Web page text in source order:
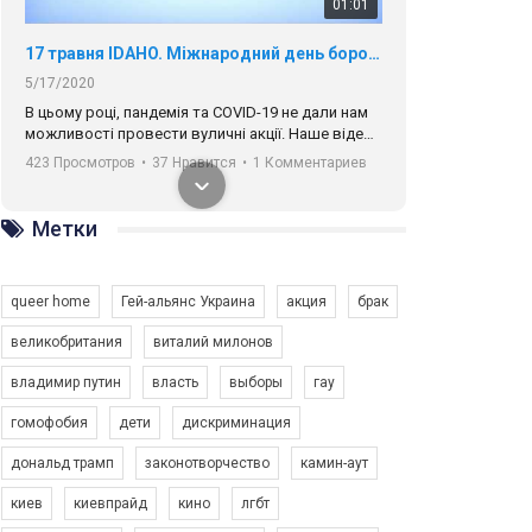
01:01
17 травня IDAHO. Міжнародний день боротьби з гомофобією трансфобією і біфобія.
5/17/2020
В цьому році, пандемія та COVІD-19 не дали нам
можливості провести вуличні акції. Наше відео-
звернення про те, що навіть коли ми у різних
містах та не можемо зустрінеться, ми разом. Ми
закликаємо всіх хто поділяє цінності рівності та
солідарності, приєднатися до нас. Регіональні
підрозділи ГАУ є в 16 областях України.
423 Просмотров • 37 Нравится • 1 Комментариев
Зупинимо насильство проти ЛГБТ в Україні! Stop violence against LGBT in Ukraine!
Емоційний та вражаючий промо-ролік на
Метки
queer home Гей-альянс Украина акция брак
великобритания виталий милонов
владимир путин власть выборы гау
гомофобия дети дискриминация
дональд трамп законотворчество камин-аут
киев киевпрайд кино лгбт